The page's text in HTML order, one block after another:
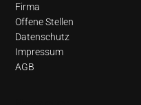
Firma
Offene Stellen
Datenschutz
Impressum
AGB